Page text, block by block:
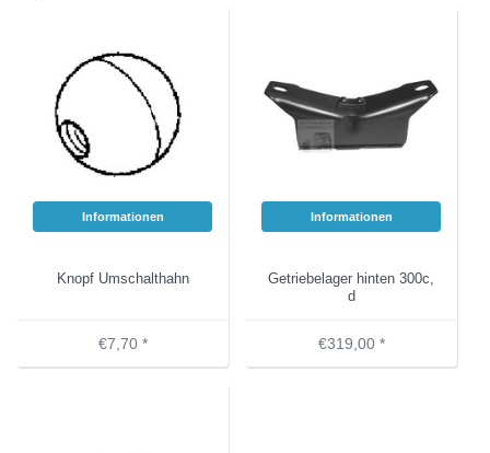
Informationen
Knopf Umschalthahn
€7,70 *
Informationen
Getriebelager hinten 300c,
d
€319,00 *